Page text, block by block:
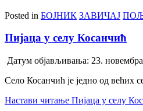
Posted in БОЈНИК ЗАВИЧАЈ
Пијаца у селу Косанчић
Датум објављивања: 23.
Село Косанчић је једно од већих
Настави читање Пијаца у селу